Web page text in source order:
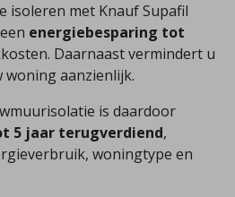
isoleren met Knauf Supafil
energiebesparing tot
Daarnaast vermindert u
woning aanzienlijk.
is daardoor
5 jaar terugverdiend,
woningtype en